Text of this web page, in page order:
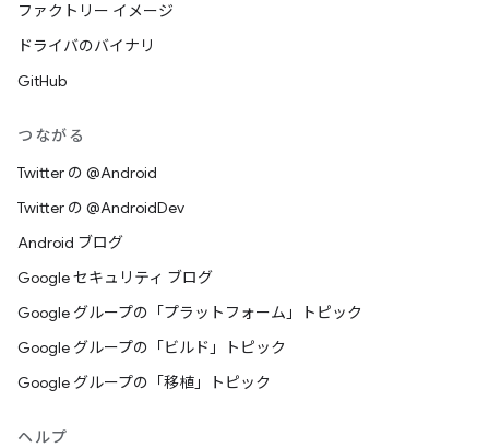
ファクトリー イメージ
ドライバのバイナリ
GitHub
つながる
Twitter の @Android
Twitter の @AndroidDev
Android ブログ
Google セキュリティ ブログ
Google グループの「プラットフォーム」トピック
Google グループの「ビルド」トピック
Google グループの「移植」トピック
ヘルプ